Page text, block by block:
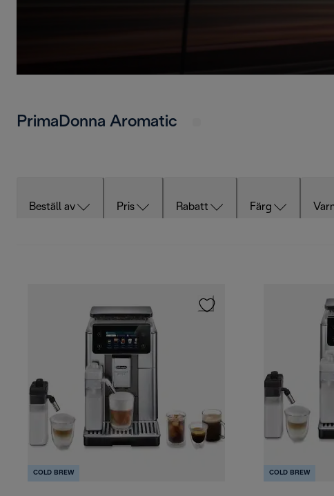
PrimaDonna Aromatic
Beställ av Pris Rabatt Färg
COLD BREW COLD BREW